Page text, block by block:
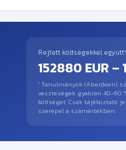
Rejtett költségekkel együtt¹
152880 EUR –
¹ Tanulmányok (Aberdeen)
veszteségek gyakran 40–60
költséget. Csak tájékoztató
szerepel a számértékben.